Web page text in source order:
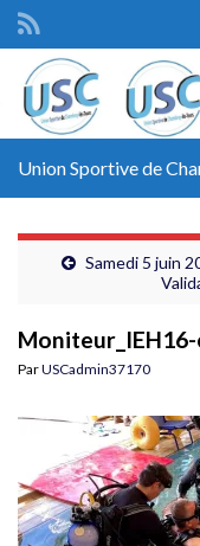
Search for:
Union Sportive de
Samedi 5 juin
ParUSCadmin37170